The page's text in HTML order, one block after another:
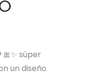
🎀✨ súper
un diseño